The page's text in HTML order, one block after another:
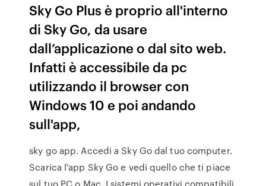
Sky Go Plus è proprio all'interno
di Sky Go, da usare
dall’applicazione o dal sito web.
Infatti è accessibile da pc
utilizzando il browser con
Windows 10 e poi andando
sull'app,
sky go app. Accedi a Sky Go dal tuo computer.
Scarica l'app Sky Go e vedi quello che ti piace
sul tuo PC o Mac. I sistemi operativi compatibili